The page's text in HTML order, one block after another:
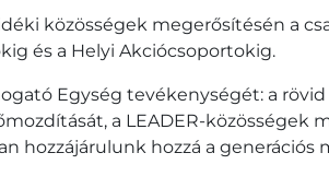
közösségek megerősítésén a
és a Helyi Akciócsoportokig.
Egység tevékenységét: a
a LEADER-közösségek
hozzájárulunk hozzá a generációs